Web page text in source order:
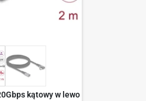
kątowy w lewo